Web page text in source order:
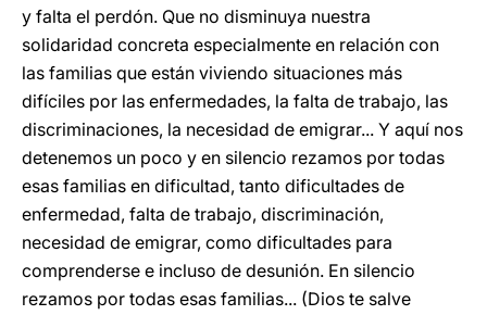
y falta el perdón. Que no disminuya nuestra
solidaridad concreta especialmente en relación con
las familias que están viviendo situaciones más
difíciles por las enfermedades, la falta de trabajo, las
discriminaciones, la necesidad de emigrar... Y aquí nos
detenemos un poco y en silencio rezamos por todas
esas familias en dificultad, tanto dificultades de
enfermedad, falta de trabajo, discriminación,
necesidad de emigrar, como dificultades para
comprenderse e incluso de desunión. En silencio
rezamos por todas esas familias... (Dios te salve